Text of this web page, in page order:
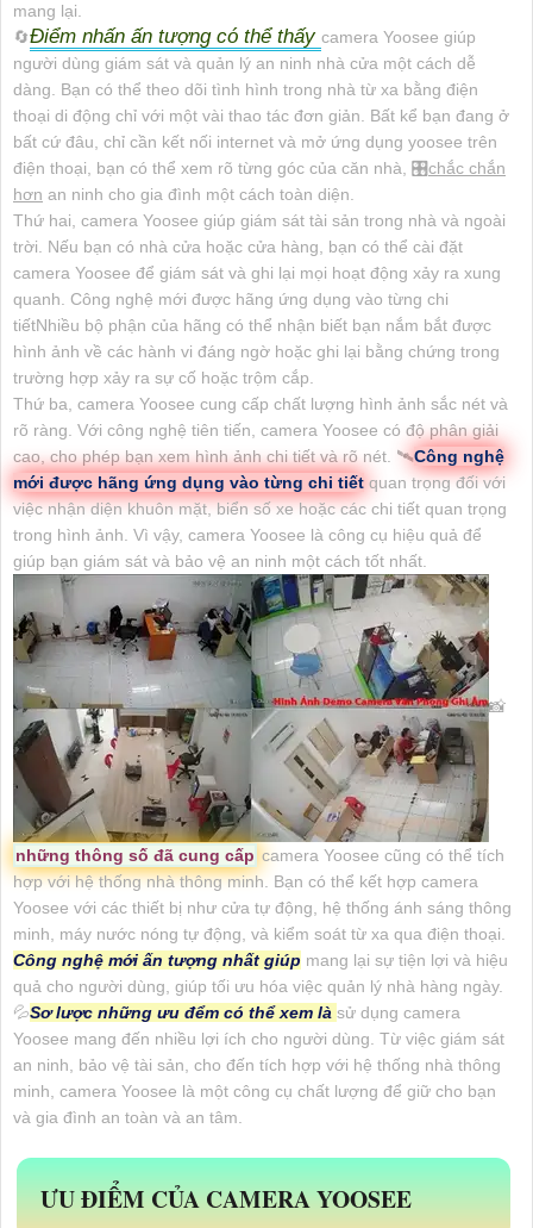
mang lại.
🔄Điểm nhấn ấn tượng có thể thấy camera Yoosee giúp
người dùng giám sát và quản lý an ninh nhà cửa một cách dễ
dàng. Bạn có thể theo dõi tình hình trong nhà từ xa bằng điện
thoại di động chỉ với một vài thao tác đơn giản. Bất kể bạn đang ở
bất cứ đâu, chỉ cần kết nối internet và mở ứng dụng yoosee trên
điện thoại, bạn có thể xem rõ từng góc của căn nhà, 🎛chắc chắn
hơn an ninh cho gia đình một cách toàn diện.
Thứ hai, camera Yoosee giúp giám sát tài sản trong nhà và ngoài
trời. Nếu bạn có nhà cửa hoặc cửa hàng, bạn có thể cài đặt
camera Yoosee để giám sát và ghi lại mọi hoạt động xảy ra xung
quanh. Công nghệ mới được hãng ứng dụng vào từng chi
tiếtNhiều bộ phận của hãng có thể nhận biết bạn nắm bắt được
hình ảnh về các hành vi đáng ngờ hoặc ghi lại bằng chứng trong
trường hợp xảy ra sự cố hoặc trộm cắp.
Thứ ba, camera Yoosee cung cấp chất lượng hình ảnh sắc nét và
rõ ràng. Với công nghệ tiên tiến, camera Yoosee có độ phân giải
cao, cho phép bạn xem hình ảnh chi tiết và rõ nét. 🛰Công nghệ
mới được hãng ứng dụng vào từng chi tiết quan trọng đối với
việc nhận diện khuôn mặt, biển số xe hoặc các chi tiết quan trọng
trong hình ảnh. Vì vậy, camera Yoosee là công cụ hiệu quả để
giúp bạn giám sát và bảo vệ an ninh một cách tốt nhất.
📸
những thông số đã cung cấp camera Yoosee cũng có thể tích
hợp với hệ thống nhà thông minh. Bạn có thể kết hợp camera
Yoosee với các thiết bị như cửa tự động, hệ thống ánh sáng thông
minh, máy nước nóng tự động, và kiểm soát từ xa qua điện thoại.
Công nghệ mới ấn tượng nhất giúp mang lại sự tiện lợi và hiệu
quả cho người dùng, giúp tối ưu hóa việc quản lý nhà hàng ngày.
💦Sơ lược những ưu đểm có thể xem là sử dụng camera
Yoosee mang đến nhiều lợi ích cho người dùng. Từ việc giám sát
an ninh, bảo vệ tài sản, cho đến tích hợp với hệ thống nhà thông
minh, camera Yoosee là một công cụ chất lượng để giữ cho bạn
và gia đình an toàn và an tâm.
ƯU ĐIỂM CỦA CAMERA YOOSEE